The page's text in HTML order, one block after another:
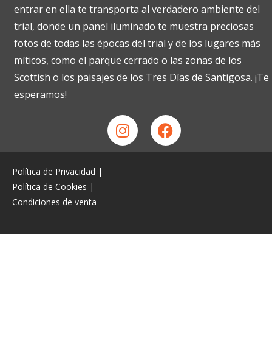
entrar en ella te transporta al verdadero ambiente del
trial, donde un panel iluminado te muestra preciosas
fotos de todas las épocas del trial y de los lugares más
míticos, como el parque cerrado o las zonas de los
Scottish o los paisajes de los Tres Días de Santigosa. ¡Te
esperamos!
Política de Privacidad |
Política de Cookies |
Condiciones de venta